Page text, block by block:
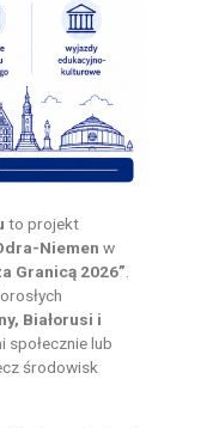
to projekt
Niemen w
Granicą 2026”
Białorusi i
społecznie lub
środowisk